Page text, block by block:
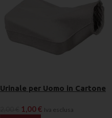
Urinale per Uomo in Cartone
1,00€ Iva esclusa